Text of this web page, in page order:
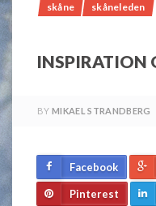
skåne
skåneleden
INSPIRATION
BY MIKAEL STRANDBERG
Facebook
Pinterest